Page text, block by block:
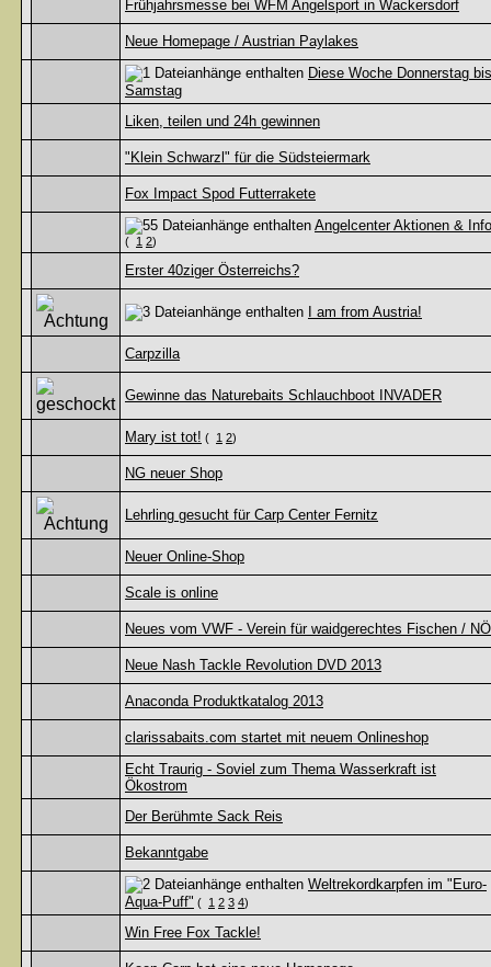
Frühjahrsmesse bei WFM Angelsport in Wackersdorf
Neue Homepage / Austrian Paylakes
Diese Woche Donnerstag bis
Samstag
Liken, teilen und 24h gewinnen
"Klein Schwarzl" für die Südsteiermark
Fox Impact Spod Futterrakete
Angelcenter Aktionen &
( 1 2)
Erster 40ziger Österreichs?
I am from Austria!
Carpzilla
Gewinne das Naturebaits Schlauchboot INVADER
Mary ist tot! ( 1 2)
NG neuer Shop
Lehrling gesucht für Carp Center Fernitz
Neuer Online-Shop
Scale is online
Neues vom VWF - Verein für waidgerechtes Fischen / NÖ
Neue Nash Tackle Revolution DVD 2013
Anaconda Produktkatalog 2013
clarissabaits.com startet mit neuem Onlineshop
Echt Traurig - Soviel zum Thema Wasserkraft ist
Ökostrom
Der Berühmte Sack Reis
Bekanntgabe
Weltrekordkarpfen im "Euro-
Aqua-Puff" ( 1 2 3 4)
Win Free Fox Tackle!